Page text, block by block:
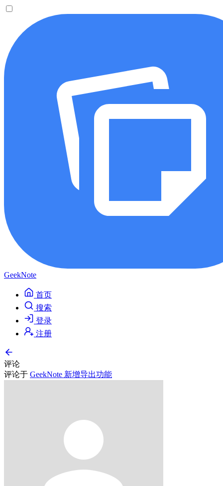
GeekNote
首页
搜索
登录
注册
评论
评论于 GeekNote 新增导出功能